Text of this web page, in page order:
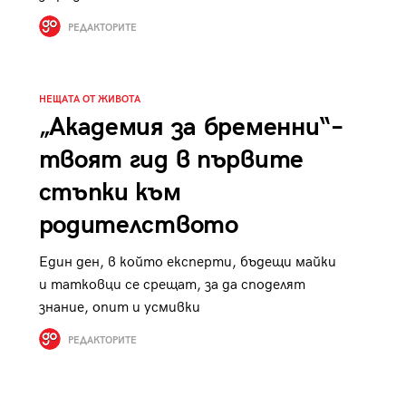
РЕДАКТОРИТЕ
НЕЩАТА ОТ ЖИВОТА
„Академия за бременни“–
твоят гид в първите
стъпки към
родителството
Един ден, в който експерти, бъдещи майки
и татковци се срещат, за да споделят
знание, опит и усмивки
РЕДАКТОРИТЕ
Tender is the Wine – Какво
29